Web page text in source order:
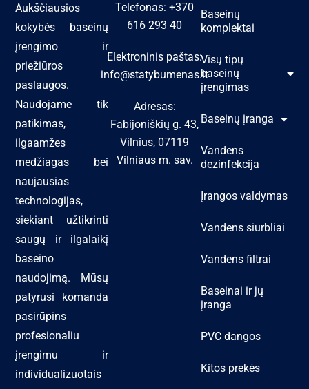
Aukščiausios
kokybės baseinų
įrengimo ir
priežiūros
paslaugos.
Naudojame tik
patikimas,
ilgaamžes
medžiagas bei
naujausias
technologijas,
siekiant užtikrinti
saugų ir ilgalaikį
baseino
naudojimą. Mūsų
patyrusi komanda
pasirūpins
profesionaliu
įrengimu ir
individualizuotais
Telefonas: +370
616 293 40
Elektroninis paštas:
info@statybumenas.lt
Adresas:
Fabijoniškių g. 43,
Vilnius, 07119
Vilniaus m. sav.
Baseinų
komplektai
Visų tipų
baseinų
įrengimas
Baseinų įranga
Vandens
dezinfekcija
Įrangos valdymas
Vandens siurbliai
Vandens filtrai
Baseinai ir jų
įranga
PVC dangos
Kitos prekės